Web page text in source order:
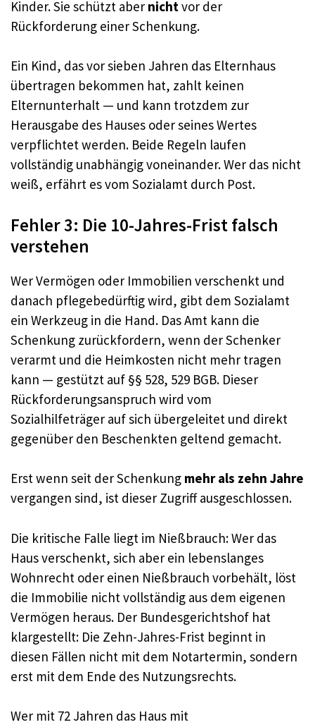
Kinder. Sie schützt aber nicht vor der
Rückforderung einer Schenkung.
Ein Kind, das vor sieben Jahren das Elternhaus
übertragen bekommen hat, zahlt keinen
Elternunterhalt — und kann trotzdem zur
Herausgabe des Hauses oder seines Wertes
verpflichtet werden. Beide Regeln laufen
vollständig unabhängig voneinander. Wer das nicht
weiß, erfährt es vom Sozialamt durch Post.
Fehler 3: Die 10-Jahres-Frist falsch
verstehen
Wer Vermögen oder Immobilien verschenkt und
danach pflegebedürftig wird, gibt dem Sozialamt
ein Werkzeug in die Hand. Das Amt kann die
Schenkung zurückfordern, wenn der Schenker
verarmt und die Heimkosten nicht mehr tragen
kann — gestützt auf §§ 528, 529 BGB. Dieser
Rückforderungsanspruch wird vom
Sozialhilfeträger auf sich übergeleitet und direkt
gegenüber den Beschenkten geltend gemacht.
Erst wenn seit der Schenkung mehr als zehn Jahre
vergangen sind, ist dieser Zugriff ausgeschlossen.
Die kritische Falle liegt im Nießbrauch: Wer das
Haus verschenkt, sich aber ein lebenslanges
Wohnrecht oder einen Nießbrauch vorbehält, löst
die Immobilie nicht vollständig aus dem eigenen
Vermögen heraus. Der Bundesgerichtshof hat
klargestellt: Die Zehn-Jahres-Frist beginnt in
diesen Fällen nicht mit dem Notartermin, sondern
erst mit dem Ende des Nutzungsrechts.
Wer mit 72 Jahren das Haus mit